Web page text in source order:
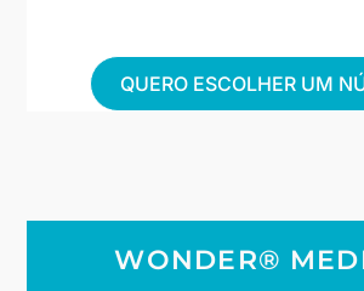
QUERO ESCOLHER UM
WONDER®